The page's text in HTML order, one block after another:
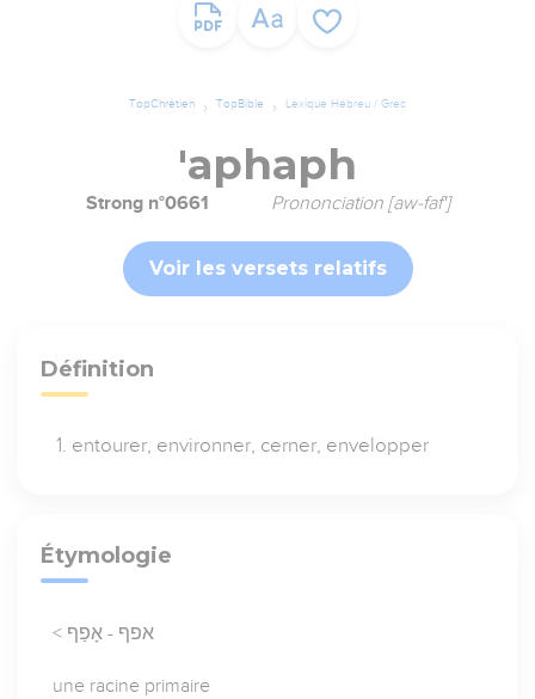
TopChrétien TopBible Lexique Hébreu / Grec
'aphaph
Strong n°0661 Prononciation [aw-faf']
Voir les versets relatifs
Définition
entourer, environner, cerner, envelopper
Étymologie
< אפף - אָפַף
une racine primaire